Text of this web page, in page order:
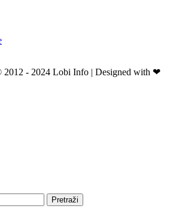
2012 - 2024 Lobi Info | Designed with ❤
Pretraži